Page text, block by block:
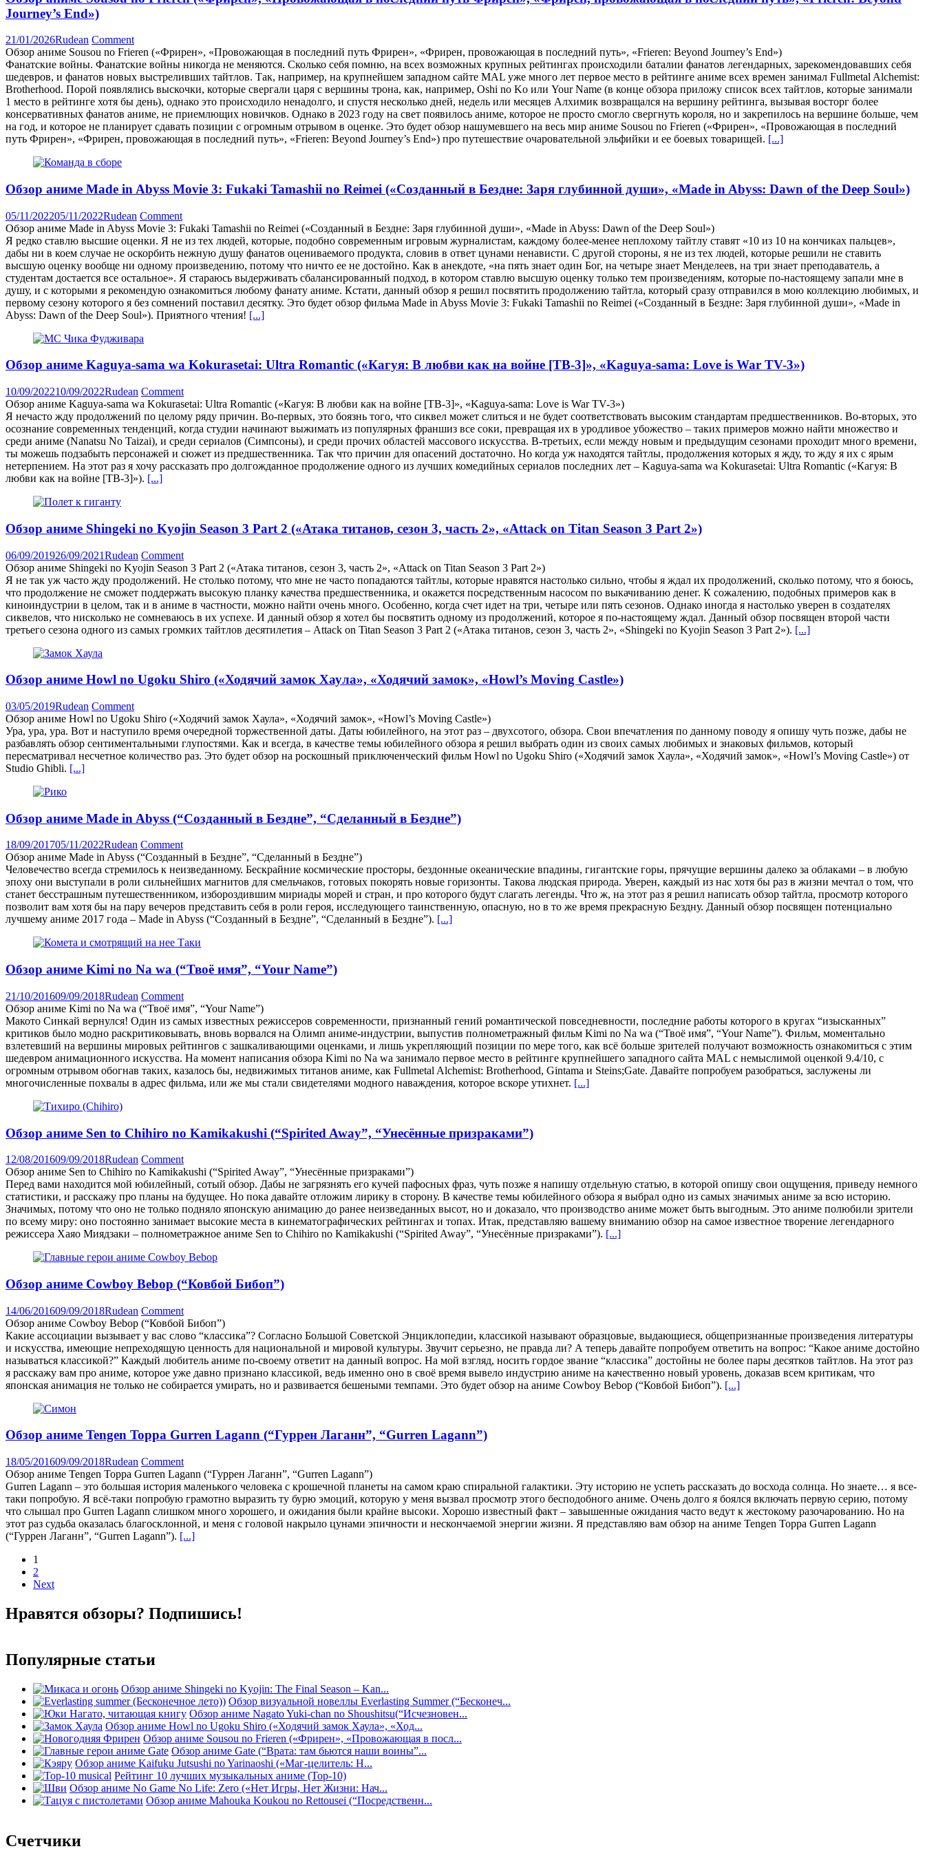
Journey’s End»)
21/01/2026Rudean Comment
Обзор аниме Sousou no Frieren («Фрирен», «Провожающая в последний путь Фрирен», «Фрирен, провожающая в последний путь», «Frieren: Beyond Journey’s End»)
Фанатские войны. Фанатские войны никогда не меняются. Сколько себя помню, на всех возможных крупных рейтингах происходили баталии фанатов легендарных, зарекомендовавших себя
шедевров, и фанатов новых выстреливших тайтлов. Так, например, на крупнейшем западном сайте MAL уже много лет первое место в рейтинге аниме всех времен занимал Fullmetal Alchemist:
Brotherhood. Порой появлялись выскочки, которые свергали царя с вершины трона, как, например, Oshi no Ko или Your Name (в конце обзора приложу список всех тайтлов, которые занимали
1 место в рейтинге хотя бы день), однако это происходило ненадолго, и спустя несколько дней, недель или месяцев Алхимик возвращался на вершину рейтинга, вызывая восторг более
консервативных фанатов аниме, не приемлющих новичков. Однако в 2023 году на свет появилось аниме, которое не просто смогло свергнуть короля, но и закрепилось на вершине больше, чем
на год, и которое не планирует сдавать позиции с огромным отрывом в оценке. Это будет обзор нашумевшего на весь мир аниме Sousou no Frieren («Фрирен», «Провожающая в последний
путь Фрирен», «Фрирен, провожающая в последний путь», «Frieren: Beyond Journey’s End») про путешествие очаровательной эльфийки и ее боевых товарищей. [...]
Обзор аниме Made in Abyss Movie 3: Fukaki Tamashii no Reimei («Созданный в Бездне: Заря глубинной души», «Made in Abyss: Dawn of the Deep Soul»)
05/11/202205/11/2022Rudean Comment
Обзор аниме Made in Abyss Movie 3: Fukaki Tamashii no Reimei («Созданный в Бездне: Заря глубинной души», «Made in Abyss: Dawn of the Deep Soul»)
Я редко ставлю высшие оценки. Я не из тех людей, которые, подобно современным игровым журналистам, каждому более-менее неплохому тайтлу ставят «10 из 10 на кончиках пальцев»,
дабы ни в коем случае не оскорбить нежную душу фанатов оцениваемого продукта, словив в ответ цунами ненависти. С другой стороны, я не из тех людей, которые решили не ставить
высшую оценку вообще ни одному произведению, потому что ничто ее не достойно. Как в анекдоте, «на пять знает один Бог, на четыре знает Менделеев, на три знает преподаватель, а
студентам достается все остальное». Я стараюсь выдерживать сбалансированный подход, в котором ставлю высшую оценку только тем произведениям, которые по-настоящему запали мне в
душу, и с которыми я рекомендую ознакомиться любому фанату аниме. Кстати, данный обзор я решил посвятить продолжению тайтла, который сразу отправился в мою коллекцию любимых, и
первому сезону которого я без сомнений поставил десятку. Это будет обзор фильма Made in Abyss Movie 3: Fukaki Tamashii no Reimei («Созданный в Бездне: Заря глубинной души», «Made in
Abyss: Dawn of the Deep Soul»). Приятного чтения! [...]
Обзор аниме Kaguya-sama wa Kokurasetai: Ultra Romantic («Кагуя: В любви как на войне [ТВ-3]», «Kaguya-sama: Love is War TV-3»)
10/09/202210/09/2022Rudean Comment
Обзор аниме Kaguya-sama wa Kokurasetai: Ultra Romantic («Кагуя: В любви как на войне [ТВ-3]», «Kaguya-sama: Love is War TV-3»)
Я нечасто жду продолжений по целому ряду причин. Во-первых, это боязнь того, что сиквел может слиться и не будет соответствовать высоким стандартам предшественников. Во-вторых, это
осознание современных тенденций, когда студии начинают выжимать из популярных франшиз все соки, превращая их в уродливое убожество – таких примеров можно найти множество и
среди аниме (Nanatsu No Taizai), и среди сериалов (Симпсоны), и среди прочих областей массового искусства. В-третьих, если между новым и предыдущим сезонами проходит много времени,
ты можешь подзабыть персонажей и сюжет из предшественника. Так что причин для опасений достаточно. Но когда уж находятся тайтлы, продолжения которых я жду, то жду я их с ярым
нетерпением. На этот раз я хочу рассказать про долгожданное продолжение одного из лучших комедийных сериалов последних лет – Kaguya-sama wa Kokurasetai: Ultra Romantic («Кагуя: В
любви как на войне [ТВ-3]»). [...]
Обзор аниме Shingeki no Kyojin Season 3 Part 2 («Атака титанов, сезон 3, часть 2», «Attack on Titan Season 3 Part 2»)
06/09/201926/09/2021Rudean Comment
Обзор аниме Shingeki no Kyojin Season 3 Part 2 («Атака титанов, сезон 3, часть 2», «Attack on Titan Season 3 Part 2»)
Я не так уж часто жду продолжений. Не столько потому, что мне не часто попадаются тайтлы, которые нравятся настолько сильно, чтобы я ждал их продолжений, сколько потому, что я боюсь,
что продолжение не сможет поддержать высокую планку качества предшественника, и окажется посредственным насосом по выкачиванию денег. К сожалению, подобных примеров как в
киноиндустрии в целом, так и в аниме в частности, можно найти очень много. Особенно, когда счет идет на три, четыре или пять сезонов. Однако иногда я настолько уверен в создателях
сиквелов, что нисколько не сомневаюсь в их успехе. И данный обзор я хотел бы посвятить одному из продолжений, которое я по-настоящему ждал. Данный обзор посвящен второй части
третьего сезона одного из самых громких тайтлов десятилетия – Attack on Titan Season 3 Part 2 («Атака титанов, сезон 3, часть 2», «Shingeki no Kyojin Season 3 Part 2»). [...]
Обзор аниме Howl no Ugoku Shiro («Ходячий замок Хаула», «Ходячий замок», «Howl’s Moving Castle»)
03/05/2019Rudean Comment
Обзор аниме Howl no Ugoku Shiro («Ходячий замок Хаула», «Ходячий замок», «Howl’s Moving Castle»)
Ура, ура, ура. Вот и наступило время очередной торжественной даты. Даты юбилейного, на этот раз – двухсотого, обзора. Свои впечатления по данному поводу я опишу чуть позже, дабы не
разбавлять обзор сентиментальными глупостями. Как и всегда, в качестве темы юбилейного обзора я решил выбрать один из своих самых любимых и знаковых фильмов, который
пересматривал несчетное количество раз. Это будет обзор на роскошный приключенческий фильм Howl no Ugoku Shiro («Ходячий замок Хаула», «Ходячий замок», «Howl’s Moving Castle») от
Studio Ghibli. [...]
Обзор аниме Made in Abyss (“Созданный в Бездне”, “Сделанный в Бездне”)
18/09/201705/11/2022Rudean Comment
Обзор аниме Made in Abyss (“Созданный в Бездне”, “Сделанный в Бездне”)
Человечество всегда стремилось к неизведанному. Бескрайние космические просторы, бездонные океанические впадины, гигантские горы, прячущие вершины далеко за облаками – в любую
эпоху они выступали в роли сильнейших магнитов для смельчаков, готовых покорять новые горизонты. Такова людская природа. Уверен, каждый из нас хотя бы раз в жизни мечтал о том, что
станет бесстрашным путешественником, избороздившим мириады морей и стран, и про которого будут слагать легенды. Что ж, на этот раз я решил написать обзор тайтла, просмотр которого
позволит вам хотя бы на пару вечеров представить себя в роли героя, исследующего таинственную, опасную, но в то же время прекрасную Бездну. Данный обзор посвящен потенциально
лучшему аниме 2017 года – Made in Abyss (“Созданный в Бездне”, “Сделанный в Бездне”). [...]
Обзор аниме Kimi no Na wa (“Твоё имя”, “Your Name”)
21/10/201609/09/2018Rudean Comment
Обзор аниме Kimi no Na wa (“Твоё имя”, “Your Name”)
Макото Синкай вернулся! Один из самых известных режиссеров современности, признанный гений романтической повседневности, последние работы которого в кругах “изысканных”
критиков было модно раскритиковывать, вновь ворвался на Олимп аниме-индустрии, выпустив полнометражный фильм Kimi no Na wa (“Твоё имя”, “Your Name”). Фильм, моментально
взлетевший на вершины мировых рейтингов с зашкаливающими оценками, и лишь укрепляющий позиции по мере того, как всё больше зрителей получают возможность ознакомиться с этим
шедевром анимационного искусства. На момент написания обзора Kimi no Na wa занимало первое место в рейтинге крупнейшего западного сайта MAL с немыслимой оценкой 9.4/10, с
огромным отрывом обогнав таких, казалось бы, недвижимых титанов аниме, как Fullmetal Alchemist: Brotherhood, Gintama и Steins;Gate. Давайте попробуем разобраться, заслужены ли
многочисленные похвалы в адрес фильма, или же мы стали свидетелями модного наваждения, которое вскоре утихнет. [...]
Обзор аниме Sen to Chihiro no Kamikakushi (“Spirited Away”, “Унесённые призраками”)
12/08/201609/09/2018Rudean Comment
Обзор аниме Sen to Chihiro no Kamikakushi (“Spirited Away”, “Унесённые призраками”)
Перед вами находится мой юбилейный, сотый обзор. Дабы не загрязнять его кучей пафосных фраз, чуть позже я напишу отдельную статью, в которой опишу свои ощущения, приведу немного
статистики, и расскажу про планы на будущее. Но пока давайте отложим лирику в сторону. В качестве темы юбилейного обзора я выбрал одно из самых значимых аниме за всю историю.
Значимых, потому что оно не только подняло японскую анимацию до ранее неизведанных высот, но и доказало, что производство аниме может быть выгодным. Это аниме полюбили зрители
по всему миру: оно постоянно занимает высокие места в кинематографических рейтингах и топах. Итак, представляю вашему вниманию обзор на самое известное творение легендарного
режиссера Хаяо Миядзаки – полнометражное аниме Sen to Chihiro no Kamikakushi (“Spirited Away”, “Унесённые призраками”). [...]
Обзор аниме Cowboy Bebop (“Ковбой Бибоп”)
14/06/201609/09/2018Rudean Comment
Обзор аниме Cowboy Bebop (“Ковбой Бибоп”)
Какие ассоциации вызывает у вас слово “классика”? Согласно Большой Советской Энциклопедии, классикой называют образцовые, выдающиеся, общепризнанные произведения литературы
и искусства, имеющие непреходящую ценность для национальной и мировой культуры. Звучит серьезно, не правда ли? А теперь давайте попробуем ответить на вопрос: “Какое аниме достойно
называться классикой?” Каждый любитель аниме по-своему ответит на данный вопрос. На мой взгляд, носить гордое звание “классика” достойны не более пары десятков тайтлов. На этот раз
я расскажу вам про аниме, которое уже давно признано классикой, ведь именно оно в своё время вывело индустрию аниме на качественно новый уровень, доказав всем критикам, что
японская анимация не только не собирается умирать, но и развивается бешеными темпами. Это будет обзор на аниме Cowboy Bebop (“Ковбой Бибоп”). [...]
Обзор аниме Tengen Toppa Gurren Lagann (“Гуррен Лаганн”, “Gurren Lagann”)
18/05/201609/09/2018Rudean Comment
Обзор аниме Tengen Toppa Gurren Lagann (“Гуррен Лаганн”, “Gurren Lagann”)
Gurren Lagann – это большая история маленького человека с крошечной планеты на самом краю спиральной галактики. Эту историю не успеть рассказать до восхода солнца. Но знаете… я все-
таки попробую. Я всё-таки попробую грамотно выразить ту бурю эмоций, которую у меня вызвал просмотр этого бесподобного аниме. Очень долго я боялся включать первую серию, потому
что слышал про Gurren Lagann слишком много хорошего, и ожидания были крайне высоки. Хорошо известный факт – завышенные ожидания часто ведут к жестокому разочарованию. Но на
этот раз судьба оказалась благосклонной, и меня с головой накрыло цунами эпичности и нескончаемой энергии жизни. Я представляю вам обзор на аниме Tengen Toppa Gurren Lagann
(“Гуррен Лаганн”, “Gurren Lagann”). [...]
Posts
navigation
1
2
Next
Нравятся обзоры? Подпишись!
Популярные статьи
Обзор аниме Shingeki no Kyojin: The Final Season – Kan...
Обзор визуальной новеллы Everlasting Summer (“Бесконеч...
Обзор аниме Nagato Yuki-chan no Shoushitsu(“Исчезновен...
Обзор аниме Howl no Ugoku Shiro («Ходячий замок Хаула», «Ход...
Обзор аниме Sousou no Frieren («Фрирен», «Провожающая в посл...
Обзор аниме Gate (“Врата: там бьются наши воины”...
Обзор аниме Kaifuku Jutsushi no Yarinaoshi («Маг-целитель: Н...
Рейтинг 10 лучших музыкальных аниме (Top-10)
Обзор аниме No Game No Life: Zero («Нет Игры, Нет Жизни: Нач...
Обзор аниме Mahouka Koukou no Rettousei (“Посредственн...
Счетчики